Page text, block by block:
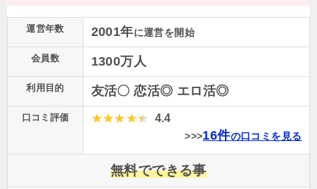
運営年数 2001年に運営を開始
会員数 1300万人
利用目的 友活〇 恋活◎ エロ活◎
口コミ評価 4.4
>>>16件の口コミを見る
無料でできる事